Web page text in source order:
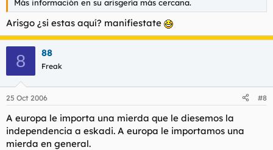
Más información en su arisgería más cercana.
Arisgo ¿si estas aquí? manifiestate
8 88
Freak
25 Oct 2006 #8
A europa le importa una mierda que le diesemos la
independencia a eskadi. A europa le importamos una
mierda en general.